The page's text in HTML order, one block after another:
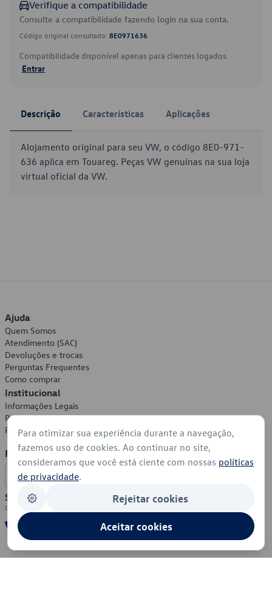
Verifique a compatibilidade
Consulte a compatibilidade fazendo login na sua conta.
Código original consultado: 8E0971636
Compatibilidade disponível apenas para clientes logados.
Entrar
Descrição Características Aplicações
Alojamento original para seu VW, o código 8E0-971-
636 aplica em Touareg. Peças VW genuínas na sua loja
virtual oficial da VW.
Ajuda
Quem Somos
Atendimento (SAC)
Devoluções e trocas
Perguntas Frequentes
Como comprar
Institucional
Informações Legais
Política de Privacidade
Política de Cookies
Formas de Pagamento
Segurança
Para otimizar sua experiência durante a navegação,
fazemos uso de cookies. Ao continuar no site,
consideramos que você está ciente com nossas políticas
de privacidade.
Rejeitar cookies
Aceitar cookies